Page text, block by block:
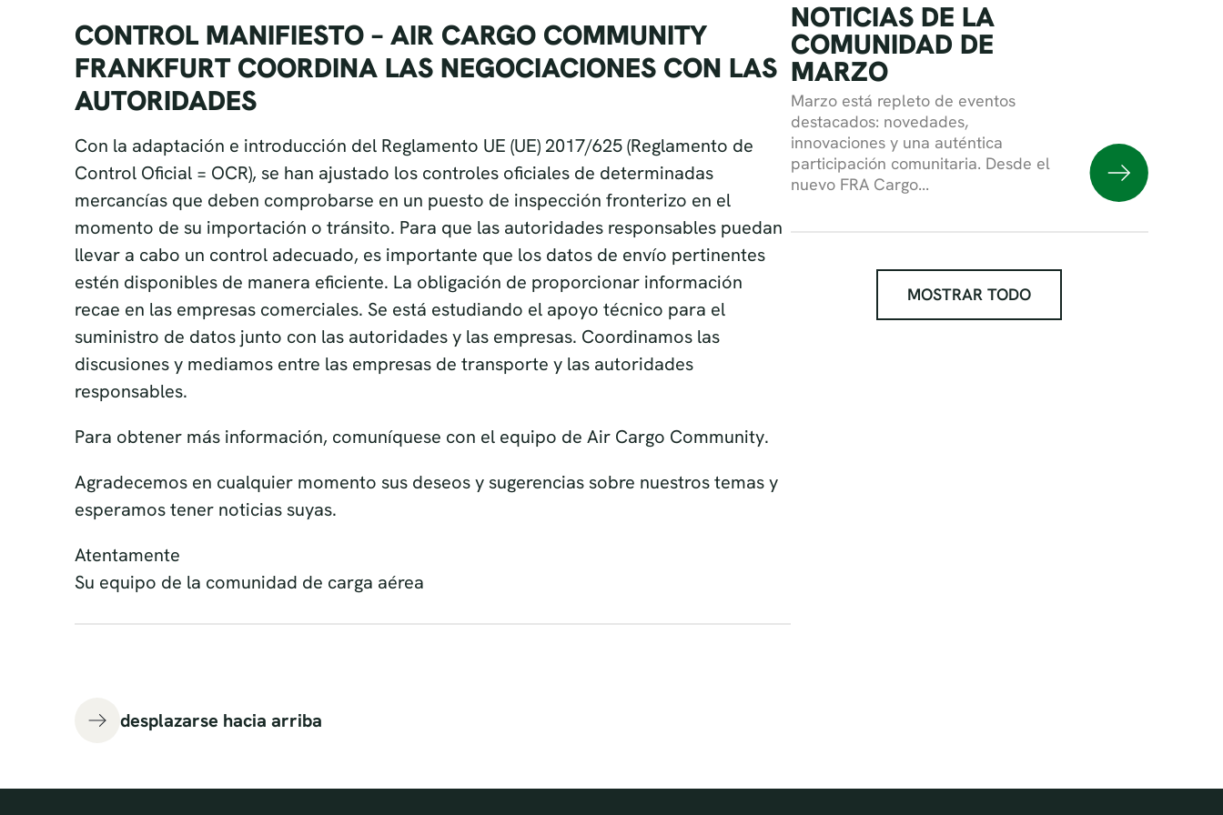
AUTORIDADES
Con la adaptación e introducción del Reglamento UE (UE) 2017/625 (Reglamento de
Control Oficial = OCR), se han ajustado los controles oficiales de determinadas
momento de su importación o tránsito. Para que las autoridades responsables puedan
llevar a cabo un control adecuado, es importante que los datos de envío pertinentes
estén disponibles de manera eficiente. La obligación de proporcionar información
recae en las empresas comerciales. Se está estudiando el apoyo técnico para el
suministro de datos junto con las autoridades y las empresas. Coordinamos las
discusiones y mediamos entre las empresas de transporte y las autoridades
responsables.
Para obtener más información, comuníquese con el equipo de Air Cargo Community.
esperamos tener noticias suyas.
Atentamente
Su equipo de la comunidad de carga aérea
NOTICIAS DE LA
COMUNIDAD DE
MARZO
Marzo está repleto de eventos
destacados: novedades,
innovaciones y una auténtica
participación comunitaria. Desde el
nuevo FRA Cargo...
MOSTRAR TODO